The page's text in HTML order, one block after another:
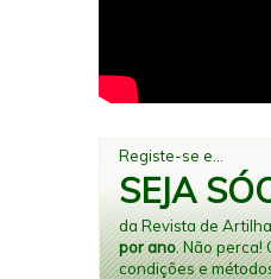
Registe-se e...
SEJA
da Revista de
por ano. Não perca!
condições e